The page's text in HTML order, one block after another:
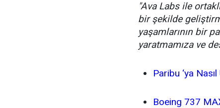
"Ava Labs ile
bir şekilde
yaşamlarının bir
yaratmamıza ve
Paribu ‘ya
Boeing 737